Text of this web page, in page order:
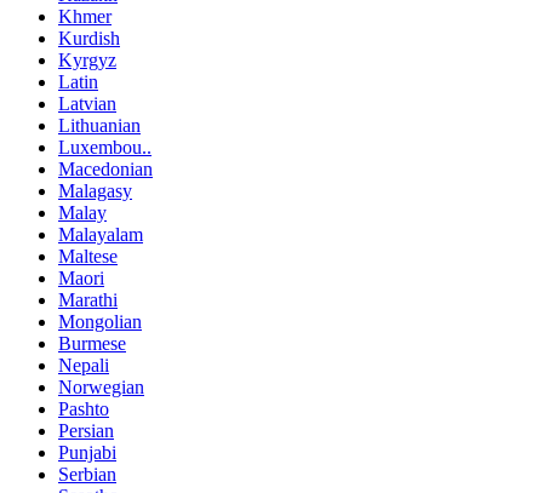
Khmer
Kurdish
Kyrgyz
Latin
Latvian
Lithuanian
Luxembou..
Macedonian
Malagasy
Malay
Malayalam
Maltese
Maori
Marathi
Mongolian
Burmese
Nepali
Norwegian
Pashto
Persian
Punjabi
Serbian